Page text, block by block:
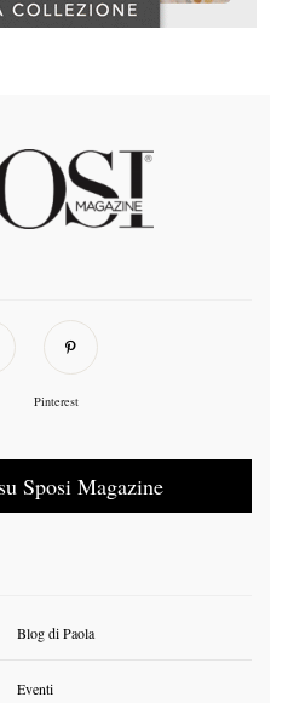
Pinterest
Sposi Magazine
Blog di Paola
Eventi